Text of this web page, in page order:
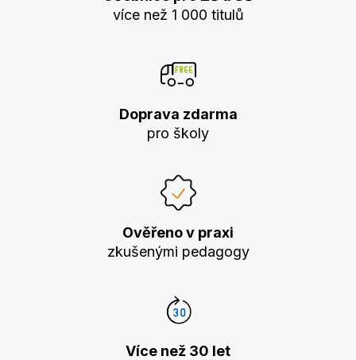
více než 1 000 titulů
Doprava zdarma
pro školy
Ověřeno v praxi
zkušenými pedagogy
Více než 30 let